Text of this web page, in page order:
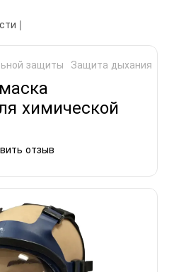
защиты Защита дыхания
химической
отзыв